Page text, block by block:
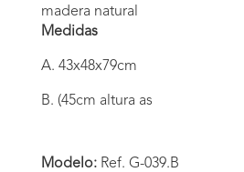
madera natural
Medidas
A. 43x48x79cm
B. (45cm altura as
Modelo:Ref. G-039.B